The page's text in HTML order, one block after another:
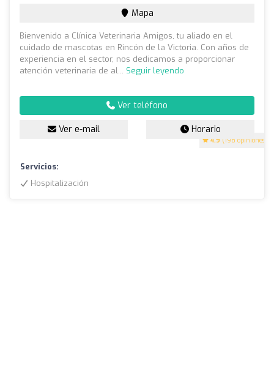
4.9 (198 opiniones)
Mapa
Bienvenido a Clínica Veterinaria Amigos, tu aliado en el
cuidado de mascotas en Rincón de la Victoria. Con años de
experiencia en el sector, nos dedicamos a proporcionar
atención veterinaria de al... Seguir leyendo
Ver teléfono
Ver e-mail Horario
Servicios:
Hospitalización